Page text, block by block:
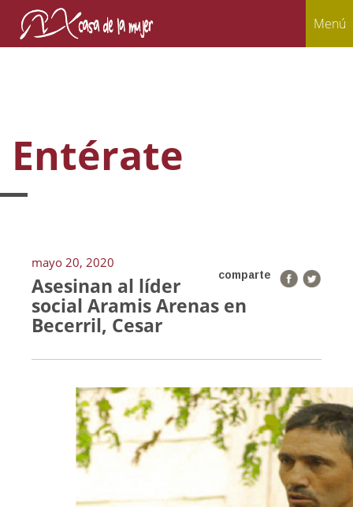
Menú
Entérate
mayo 20, 2020
comparte
Asesinan al líder
social Aramis Arenas en
Becerril, Cesar